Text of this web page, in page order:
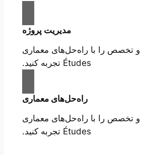
مدیریت پروژه
و تخصص را با راه‌حل‌های معماری
Études تجربه کنید.
راه‌حل‌های معماری
و تخصص را با راه‌حل‌های معماری
Études تجربه کنید.